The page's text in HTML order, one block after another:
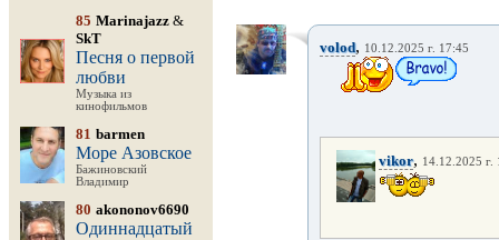
85 Marinajazz &
SkT
Песня о первой
любви
Музыка из
кинофильмов
81 barmen
Море Азовское
Бажиновский
Владимир
80 akononov6690
Одиннадцатый
volod, 10.12.2025 г. 17:45
vikor, 14.12.2025 г.